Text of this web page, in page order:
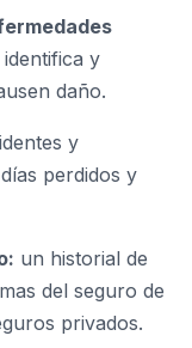
y
daño.
y
perdidos y
un historial de
del seguro de
privados.